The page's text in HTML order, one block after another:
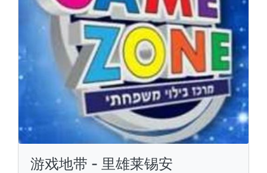
游戏地带 - 里雄莱锡安